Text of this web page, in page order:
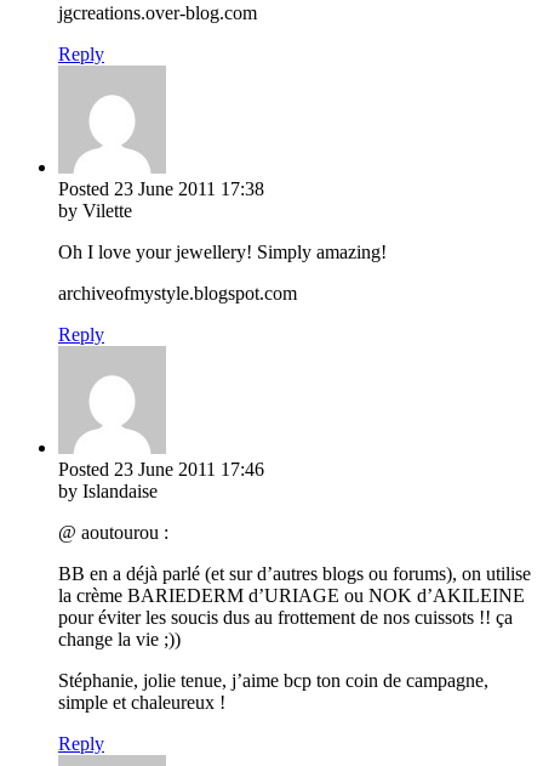
jgcreations.over-blog.com
Reply
Posted 23 June 2011 17:38
by Vilette
Oh I love your jewellery! Simply amazing!
archiveofmystyle.blogspot.com
Reply
Posted 23 June 2011 17:46
by Islandaise
@ aoutourou :
BB en a déjà parlé (et sur d’autres blogs ou forums), on utilise
la crème BARIEDERM d’URIAGE ou NOK d’AKILEINE
pour éviter les soucis dus au frottement de nos cuissots !! ça
change la vie ;))
Stéphanie, jolie tenue, j’aime bcp ton coin de campagne,
simple et chaleureux !
Reply